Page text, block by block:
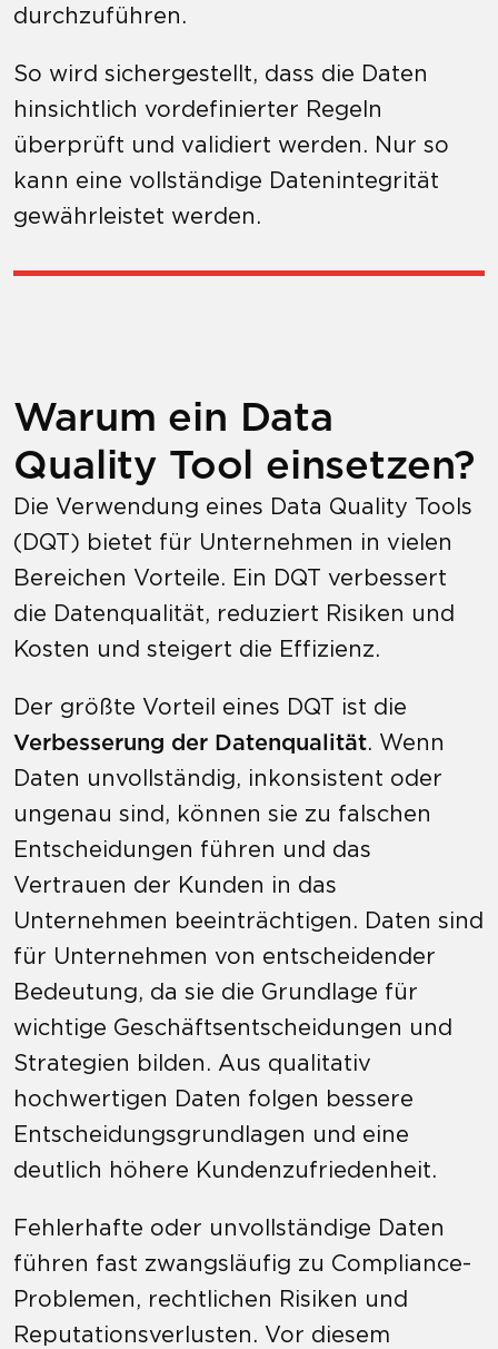
durchzuführen.
So wird sichergestellt, dass die Daten
hinsichtlich vordefinierter Regeln
überprüft und validiert werden. Nur so
kann eine vollständige Datenintegrität
gewährleistet werden.
Warum ein Data
Quality Tool einsetzen?
Die Verwendung eines Data Quality Tools
(DQT) bietet für Unternehmen in vielen
Bereichen Vorteile. Ein DQT verbessert
die Datenqualität, reduziert Risiken und
Kosten und steigert die Effizienz.
Der größte Vorteil eines DQT ist die
Verbesserung der Datenqualität. Wenn
Daten unvollständig, inkonsistent oder
ungenau sind, können sie zu falschen
Entscheidungen führen und das
Vertrauen der Kunden in das
Unternehmen beeinträchtigen. Daten sind
für Unternehmen von entscheidender
Bedeutung, da sie die Grundlage für
wichtige Geschäftsentscheidungen und
Strategien bilden. Aus qualitativ
hochwertigen Daten folgen bessere
Entscheidungsgrundlagen und eine
deutlich höhere Kundenzufriedenheit.
Fehlerhafte oder unvollständige Daten
führen fast zwangsläufig zu Compliance-
Problemen, rechtlichen Risiken und
Reputationsverlusten. Vor diesem